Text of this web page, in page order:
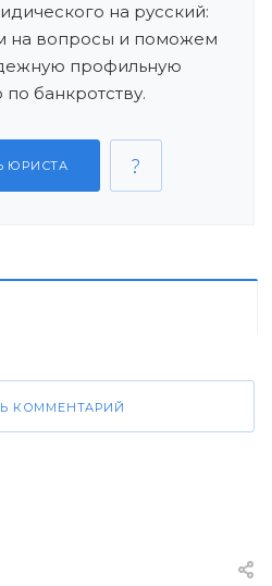
на русский:
на вопросы и поможем
профильную
банкротству.
ЮРИСТА
КОММЕНТАРИЙ